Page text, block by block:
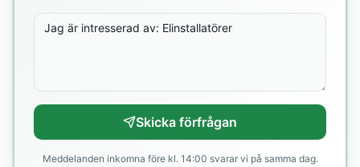
Skicka förfrågan
Meddelanden inkomna före kl. 14:00 svarar vi på samma dag.